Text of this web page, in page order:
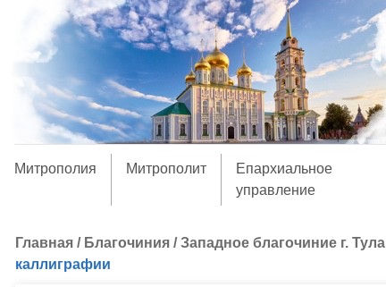
Митрополия Митрополит
Епархиальное
управление
Главная / Благочиния /Западное благочиние г. Тула
каллиграфии